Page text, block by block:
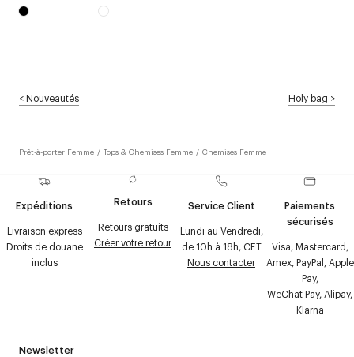
<Nouveautés Holy bag >
Prêt-à-porter Femme / Tops & Chemises Femme / Chemises Femme
Expéditions
Livraison express
Droits de douane
inclus
Retours
Retours gratuits
Créer votre retour
Service Client
Lundi au Vendredi,
de 10h à 18h, CET
Nous contacter
Paiements
sécurisés
Visa, Mastercard,
Amex, PayPal, Apple
Pay,
WeChat Pay, Alipay,
Klarna
Newsletter